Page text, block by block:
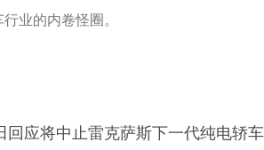
行业的内卷怪圈。
回应将中止雷克萨斯下一代纯电轿